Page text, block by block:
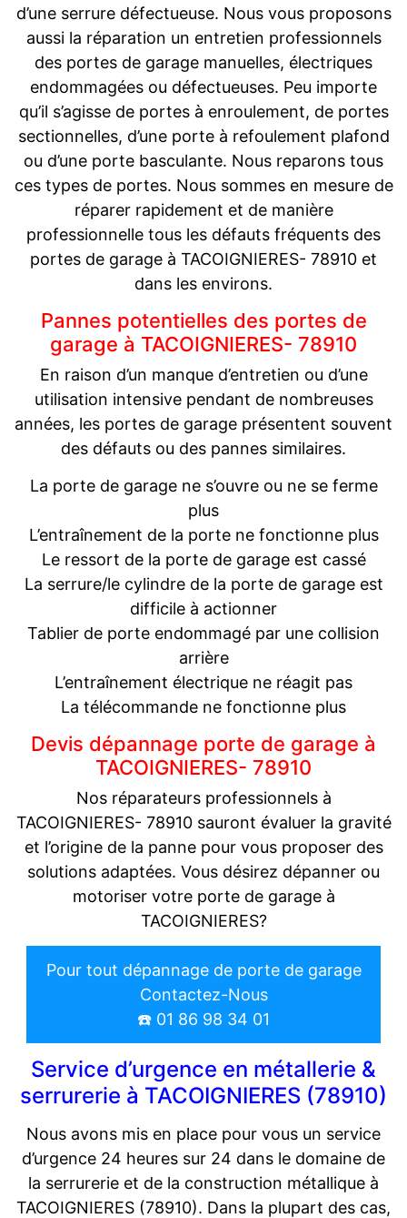
d’une serrure défectueuse. Nous vous proposons
aussi la réparation un entretien professionnels
des portes de garage manuelles, électriques
endommagées ou défectueuses. Peu importe
qu’il s’agisse de portes à enroulement, de portes
sectionnelles, d’une porte à refoulement plafond
ou d’une porte basculante. Nous reparons tous
ces types de portes. Nous sommes en mesure de
réparer rapidement et de manière
professionnelle tous les défauts fréquents des
portes de garage à TACOIGNIERES- 78910 et
dans les environs.
Pannes potentielles des portes de
garage à TACOIGNIERES- 78910
En raison d’un manque d’entretien ou d’une
utilisation intensive pendant de nombreuses
années, les portes de garage présentent souvent
des défauts ou des pannes similaires.
La porte de garage ne s’ouvre ou ne se ferme
plus
L’entraînement de la porte ne fonctionne plus
Le ressort de la porte de garage est cassé
La serrure/le cylindre de la porte de garage est
difficile à actionner
Tablier de porte endommagé par une collision
arrière
L’entraînement électrique ne réagit pas
La télécommande ne fonctionne plus
Devis dépannage porte de garage à
TACOIGNIERES- 78910
Nos réparateurs professionnels à
TACOIGNIERES- 78910 sauront évaluer la gravité
et l’origine de la panne pour vous proposer des
solutions adaptées. Vous désirez dépanner ou
motoriser votre porte de garage à
TACOIGNIERES?
Pour tout dépannage de porte de garage
Contactez-Nous
☎️ 01 86 98 34 01
Service d’urgence en métallerie &
serrurerie à TACOIGNIERES (78910)
Nous avons mis en place pour vous un service
d’urgence 24 heures sur 24 dans le domaine de
la serrurerie et de la construction métallique à
TACOIGNIERES (78910). Dans la plupart des cas,